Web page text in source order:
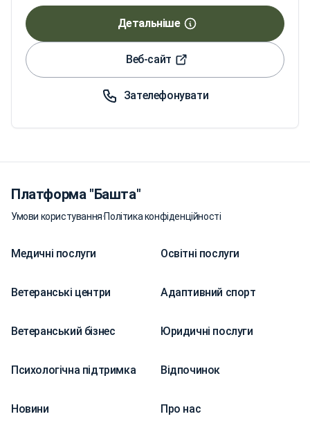
Детальніше
Веб-сайт
Зателефонувати
Платформа "Башта"
Умови користування·Політика конфіденційності
Медичні послуги Освітні послуги
Ветеранські центри Адаптивний спорт
Ветеранський бізнес Юридичні послуги
Психологічна підтримка Відпочинок
Новини Про нас